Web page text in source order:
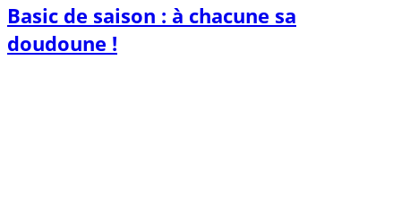
Basic de saison : à chacune sa
doudoune !